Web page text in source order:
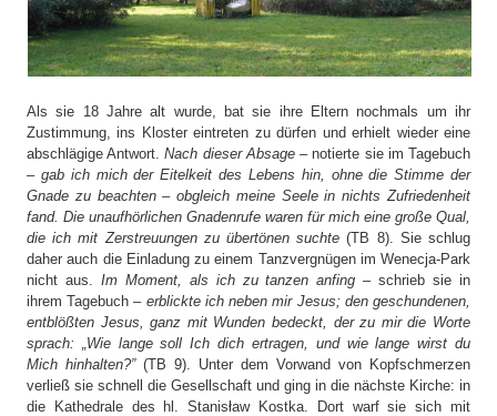
Als sie 18 Jahre alt wurde, bat sie ihre Eltern nochmals um ihr
Zustimmung, ins Kloster eintreten zu dürfen und erhielt wieder eine
abschlägige Antwort.Nach dieser Absage– notierte sie im Tagebuch
– gab ich mich der Eitelkeit des Lebens hin, ohne die Stimme der
Gnade zu beachten – obgleich meine Seele in nichts Zufriedenheit
fand. Die unaufhörlichen Gnadenrufe waren für mich eine große Qual,
die ich mit Zerstreuungen zu übertönen suchte (TB 8). Sie schlug
daher auch die Einladung zu einem Tanzvergnügen im Wenecja-Park
nicht aus. Im Moment, als ich zu tanzen anfing – schrieb sie in
ihrem Tagebuch – erblickte ich neben mir Jesus; den geschundenen,
entblößten Jesus, ganz mit Wunden bedeckt, der zu mir die Worte
sprach: „Wie lange soll Ich dich ertragen, und wie lange wirst du
Mich hinhalten?”(TB 9). Unter dem Vorwand von Kopfschmerzen
verließ sie schnell die Gesellschaft und ging in die nächste Kirche: in
die Kathedrale des hl. Stanisław Kostka. Dort warf sie sich mit